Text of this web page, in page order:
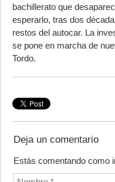
bachillerato que
esperarlo, tras dos
restos del autocar. La
se pone en marcha de
Tordo.
Deja un comentario
Estás comentando como